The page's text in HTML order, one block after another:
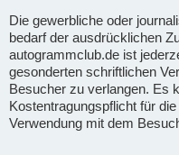
Die gewerbliche oder
bedarf der ausdrücklichen
autogrammclub.de ist
gesonderten schriftlichen
Besucher zu verlangen. Es
Kostentragungspflicht für
Verwendung mit dem